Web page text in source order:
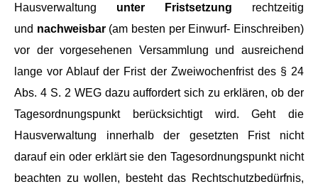
Hausverwaltung unter Fristsetzung rechtzeitig
und nachweisbar(am besten per Einwurf- Einschreiben)
vor der vorgesehenen Versammlung und ausreichend
lange vor Ablauf der Frist der Zweiwochenfrist des § 24
Abs. 4 S. 2 WEG dazu auffordert sich zu erklären, ob der
Tagesordnungspunkt berücksichtigt wird. Geht die
Hausverwaltung innerhalb der gesetzten Frist nicht
darauf ein oder erklärt sie den Tagesordnungspunkt nicht
beachten zu wollen, besteht das Rechtschutzbedürfnis,